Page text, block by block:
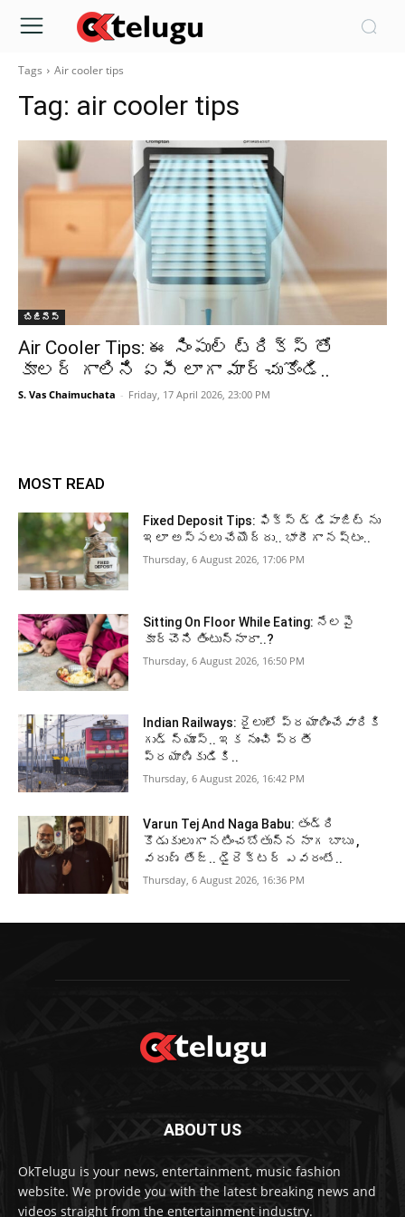
Tags Air cooler tips
Tag: air cooler tips
బిజినెస్
Air Cooler Tips: ఈ సింపుల్ ట్రిక్స్ తో
కూలర్ గాలిని ఏసీ లాగా మార్చుకోండి..
S. Vas Chaimuchata - Friday, 17 April 2026, 23:00 PM
MOST READ
Fixed Deposit Tips: ఫిక్స్ డ్ డిపాజిట్ ను
ఇలా అస్సలు చేయొద్దు.. భారీగా నష్టం..
Thursday, 6 August 2026, 17:06 PM
Sitting On Floor While Eating: నేలపై
కూర్చొని తింటున్నారా..?
Thursday, 6 August 2026, 16:50 PM
Indian Railways: రైలులో ప్రయాణించేవారికి
గుడ్ న్యూస్.. ఇక నుంచి ప్రతీ
ప్రయాణికుడికి..
Thursday, 6 August 2026, 16:42 PM
Varun Tej And Naga Babu: తండ్రి
కొడుకులుగా నటించబోతున్న నాగ బాబు ,
వరుణ్ తేజ్.. డైరెక్టర్ ఎవరంటే..
Thursday, 6 August 2026, 16:36 PM
ABOUT US
OkTelugu is your news, entertainment, music fashion
website. We provide you with the latest breaking news and
videos straight from the entertainment industry.